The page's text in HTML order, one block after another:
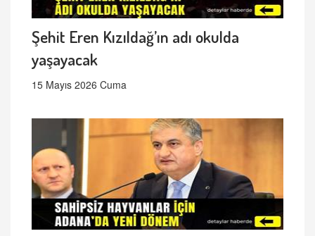
Şehit Eren Kızıldağ’ın adı okulda
yaşayacak
15 Mayıs 2026 Cuma